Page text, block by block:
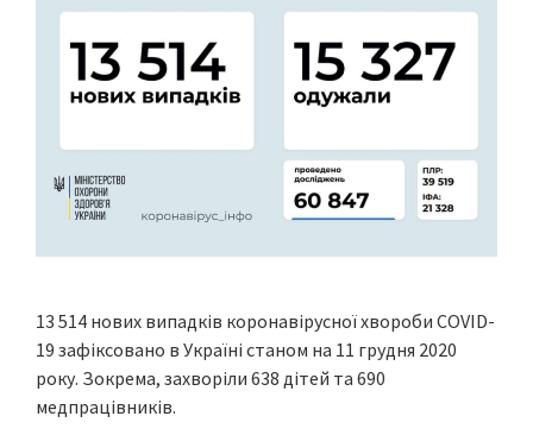
13 514 нових випадків коронавірусної хвороби COVID-
19 зафіксовано в Україні станом на 11 грудня 2020
року. Зокрема, захворіли 638 дітей та 690
медпрацівників.